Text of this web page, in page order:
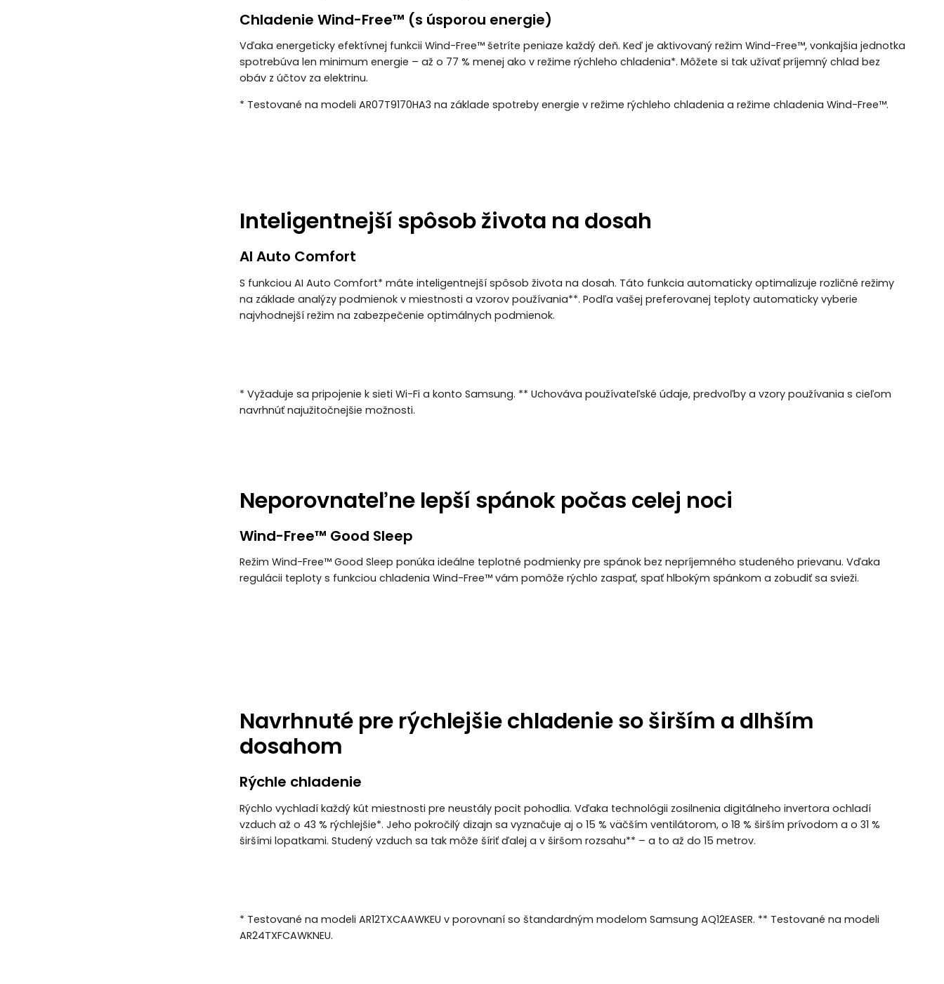
Chladenie Wind-Free™ (s úsporou energie)
Vďaka energeticky efektívnej funkcii Wind-Free™ šetríte peniaze každý deň. Keď je aktivovaný režim Wind-Free™, vonkajšia jednotka
spotrebúva len minimum energie – až o 77 % menej ako v režime rýchleho chladenia*. Môžete si tak užívať príjemný chlad bez
obáv z účtov za elektrinu.
* Testované na modeli AR07T9170HA3 na základe spotreby energie v režime rýchleho chladenia a režime chladenia Wind-Free™.
Inteligentnejší spôsob života na dosah
AI Auto Comfort
S funkciou AI Auto Comfort* máte inteligentnejší spôsob života na dosah. Táto funkcia automaticky optimalizuje rozličné režimy
na základe analýzy podmienok v miestnosti a vzorov používania**. Podľa vašej preferovanej teploty automaticky vyberie
najvhodnejší režim na zabezpečenie optimálnych podmienok.
* Vyžaduje sa pripojenie k sieti Wi-Fi a konto Samsung. ** Uchováva používateľské údaje, predvoľby a vzory používania s cieľom
navrhnúť najužitočnejšie možnosti.
Neporovnateľne lepší spánok počas celej noci
Wind-Free™ Good Sleep
Režim Wind-Free™ Good Sleep ponúka ideálne teplotné podmienky pre spánok bez nepríjemného studeného prievanu. Vďaka
regulácii teploty s funkciou chladenia Wind-Free™ vám pomôže rýchlo zaspať, spať hlbokým spánkom a zobudiť sa svieži.
Navrhnuté pre rýchlejšie chladenie so širším a dlhším
dosahom
Rýchle chladenie
Rýchlo vychladí každý kút miestnosti pre neustály pocit pohodlia. Vďaka technológii zosilnenia digitálneho invertora ochladí
vzduch až o 43 % rýchlejšie*. Jeho pokročilý dizajn sa vyznačuje aj o 15 % väčším ventilátorom, o 18 % širším prívodom a o 31 %
širšími lopatkami. Studený vzduch sa tak môže šíriť ďalej a v širšom rozsahu** – a to až do 15 metrov.
* Testované na modeli AR12TXCAAWKEU v porovnaní so štandardným modelom Samsung AQ12EASER. ** Testované na modeli
AR24TXFCAWKNEU.